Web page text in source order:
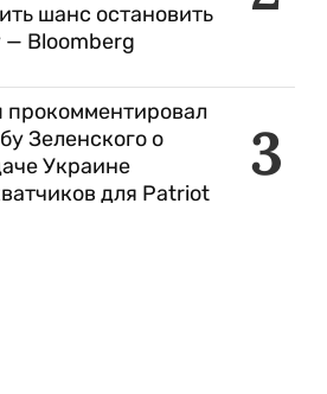
шанс остановить
— Bloomberg
3
прокомментировал
Зеленского о
Украине
для Patriot